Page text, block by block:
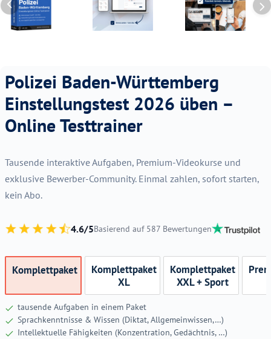
Polizei Baden-Württemberg
Einstellungstest 2026 üben –
Online Testtrainer
Tausende interaktive Aufgaben, Premium-Videokurse und
exklusive Bewerber-Community. Einmal zahlen, sofort starten,
kein Abo.
4.6/5Basierend auf 587 Bewertungen
Komplettpaket
Komplettpaket
XL
Komplettpaket
XXL + Sport
tausende Aufgaben in einem Paket
Sprachkenntnisse & Wissen (Diktat, Allgemeinwissen,…)
Intellektuelle Fähigkeiten (Konzentration, Gedächtnis, …)